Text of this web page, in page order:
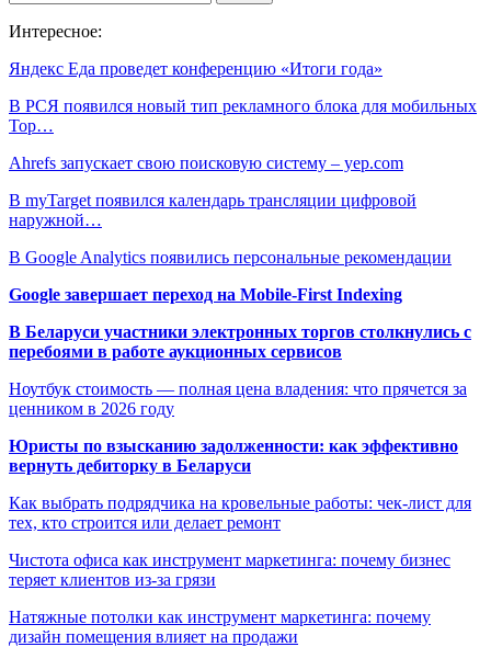
Интересное:
Яндекс Еда проведет конференцию «Итоги года»
В РСЯ появился новый тип рекламного блока для мобильных
Top…
Ahrefs запускает свою поисковую систему – yep.com
В myTarget появился календарь трансляции цифровой
наружной…
В Google Analytics появились персональные рекомендации
Google завершает переход на Mobile-First Indexing
В Беларуси участники электронных торгов столкнулись с
перебоями в работе аукционных сервисов
Ноутбук стоимость — полная цена владения: что прячется за
ценником в 2026 году
Юристы по взысканию задолженности: как эффективно
вернуть дебиторку в Беларуси
Как выбрать подрядчика на кровельные работы: чек-лист для
тех, кто строится или делает ремонт
Чистота офиса как инструмент маркетинга: почему бизнес
теряет клиентов из-за грязи
Натяжные потолки как инструмент маркетинга: почему
дизайн помещения влияет на продажи